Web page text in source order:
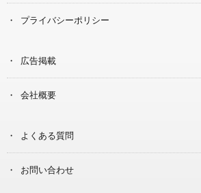
プライバシーポリシー
広告掲載
会社概要
よくある質問
お問い合わせ